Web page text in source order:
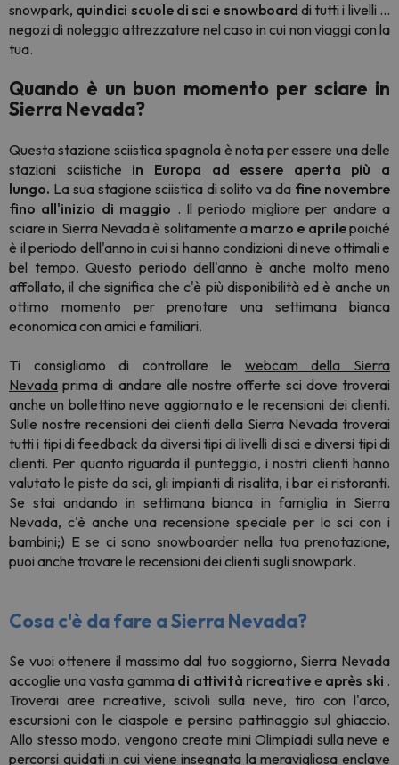
snowpark, quindici scuole di sci e snowboard di tutti i livelli ...
negozi di noleggio attrezzature nel caso in cui non viaggi con la
tua.
Quando è un buon momento per sciare in
Sierra Nevada?
Questa stazione sciistica spagnola è nota per essere una delle
stazioni sciistiche in Europa ad essere aperta più a
lungo. La sua stagione sciistica di solito va da fine novembre
fino all'inizio di maggio . Il periodo migliore per andare a
sciare in Sierra Nevada è solitamente a marzo e aprilepoiché
è il periodo dell'anno in cui si hanno condizioni di neve ottimali e
bel tempo. Questo periodo dell'anno è anche molto meno
affollato, il che significa che c'è più disponibilità ed è anche un
ottimo momento per prenotare una settimana bianca
economica con amici e familiari.
Ti consigliamo di controllare le webcam della Sierra
Nevada prima di andare alle nostre offerte sci dove troverai
anche un bollettino neve aggiornato e le recensioni dei clienti.
Sulle nostre recensioni dei clienti della Sierra Nevada troverai
tutti i tipi di feedback da diversi tipi di livelli di sci e diversi tipi di
clienti. Per quanto riguarda il punteggio, i nostri clienti hanno
valutato le piste da sci, gli impianti di risalita, i bar ei ristoranti.
Se stai andando in settimana bianca in famiglia in Sierra
Nevada, c'è anche una recensione speciale per lo sci con i
bambini;) E se ci sono snowboarder nella tua prenotazione,
puoi anche trovare le recensioni dei clienti sugli snowpark.
Cosa c'è da fare a Sierra Nevada?
Se vuoi ottenere il massimo dal tuo soggiorno, Sierra Nevada
accoglie una vasta gamma di attività ricreative e après ski .
Troverai aree ricreative, scivoli sulla neve, tiro con l'arco,
escursioni con le ciaspole e persino pattinaggio sul ghiaccio.
Allo stesso modo, vengono create mini Olimpiadi sulla neve e
percorsi guidati in cui viene insegnata la meravigliosa enclave